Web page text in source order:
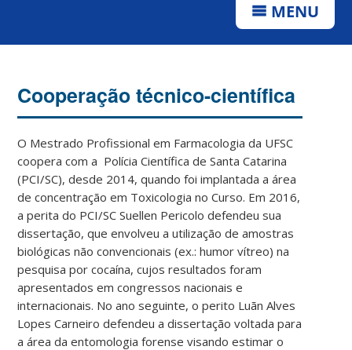
MENU
Cooperação técnico-científica
O Mestrado Profissional em Farmacologia da UFSC
coopera com a Polícia Científica de Santa Catarina
(PCI/SC), desde 2014, quando foi implantada a área
de concentração em Toxicologia no Curso. Em 2016,
a perita do PCI/SC Suellen Pericolo defendeu sua
dissertação, que envolveu a utilização de amostras
biológicas não convencionais (ex.: humor vítreo) na
pesquisa por cocaína, cujos resultados foram
apresentados em congressos nacionais e
internacionais. No ano seguinte, o perito Luãn Alves
Lopes Carneiro defendeu a dissertação voltada para
a área da entomologia forense visando estimar o